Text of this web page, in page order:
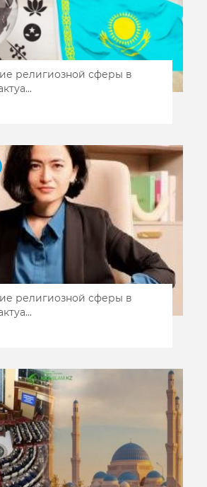
религиозной сферы в
религиозной сферы в